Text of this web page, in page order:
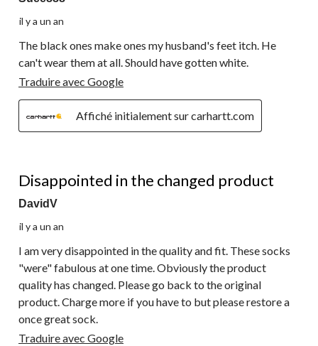
il y a un an
The black ones make ones my husband's feet itch. He
can't wear them at all. Should have gotten white.
Traduire avec Google
Affiché initialement sur carhartt.com
Disappointed in the changed product
DavidV
il y a un an
I am very disappointed in the quality and fit. These socks
"were" fabulous at one time. Obviously the product
quality has changed. Please go back to the original
product. Charge more if you have to but please restore a
once great sock.
Traduire avec Google